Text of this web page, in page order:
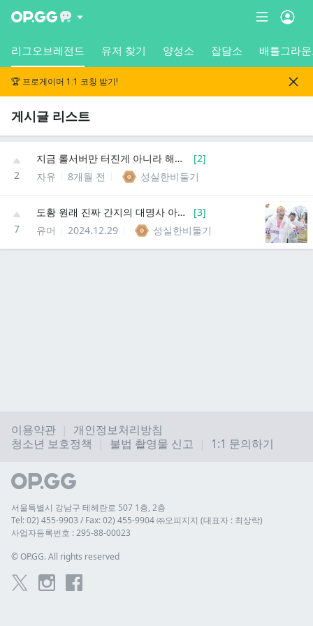
리그오브레전드 유저 찾기 양성소 잡담소 배틀그라
🏆 프로게이머 1:1 코칭 받기!
게시글 리스트
2
지금 롤서버만 터진게 아니라 해외 커뮤도 다 접속안되는데 [2]
자유
8개월 전 성실한비둘기
7
도황 원래 진짜 간지의 대명사 아니였냐 [3]
유머
2024.12.29 성실한비둘기
이용약관
개인정보처리방침
청소년 보호정책
불법 촬영물 신고 1:1 문의하기
서울특별시 강남구 테헤란로 507 1층, 2층
Tel: 02) 455-9903 / Fax: 02) 455-9904 ㈜오피지지 (대표자 : 최상락)
사업자등록번호 : 295-88-00023
© OP.GG. All rights reserved